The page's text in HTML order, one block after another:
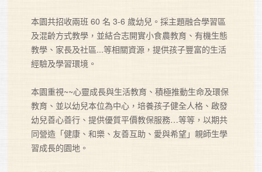
本園共招收兩班 60 名 3-6 歲幼兒。採主題融合學習區
及混齡方式教學，並結合志開實小食農教育、有機生態
教學、家長及社區...等相關資源，提供孩子豐富的生活
經驗及學習環境。
本園重視~~心靈成長與生活教育、積極推動生命及環保
教育、並以幼兒本位為中心，培養孩子健全人格、啟發
幼兒善心善行、提供優質平價教保服務…等等，以期共
同營造「健康、和樂、友善互助、愛與希望」親師生學
習成長的園地。